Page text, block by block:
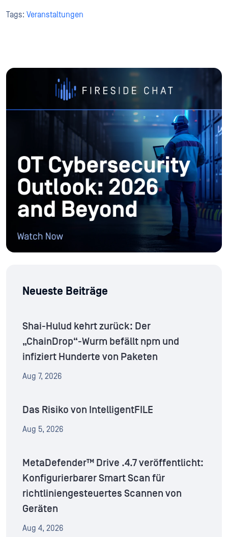
Tags: Veranstaltungen
Neueste Beiträge
Shai-Hulud kehrt zurück: Der
„ChainDrop“-Wurm befällt npm und
infiziert Hunderte von Paketen
Aug 7, 2026
Das Risiko von IntelligentFILE
Aug 5, 2026
MetaDefender™ Drive .4.7 veröffentlicht:
Konfigurierbarer Smart Scan für
richtliniengesteuertes Scannen von
Geräten
Aug 4, 2026